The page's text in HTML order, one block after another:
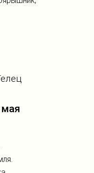
мая